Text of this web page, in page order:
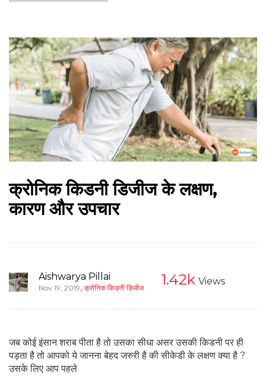
क्रोनिक किडनी डिजीज के लक्षण,
कारण और उपचार
Aishwarya Pillai
Nov 19, 2019, क्रोनिक किडनी डिजीज 1.42k Views
जब कोई इंसान शराब पीता है तो उसका सीधा असर उसकी किडनी पर ही
पड़ता है तो आपको ये जानना बेहद जरुरी है की सीकेडी के लक्षण क्या है ?
उसके लिए आप पहले